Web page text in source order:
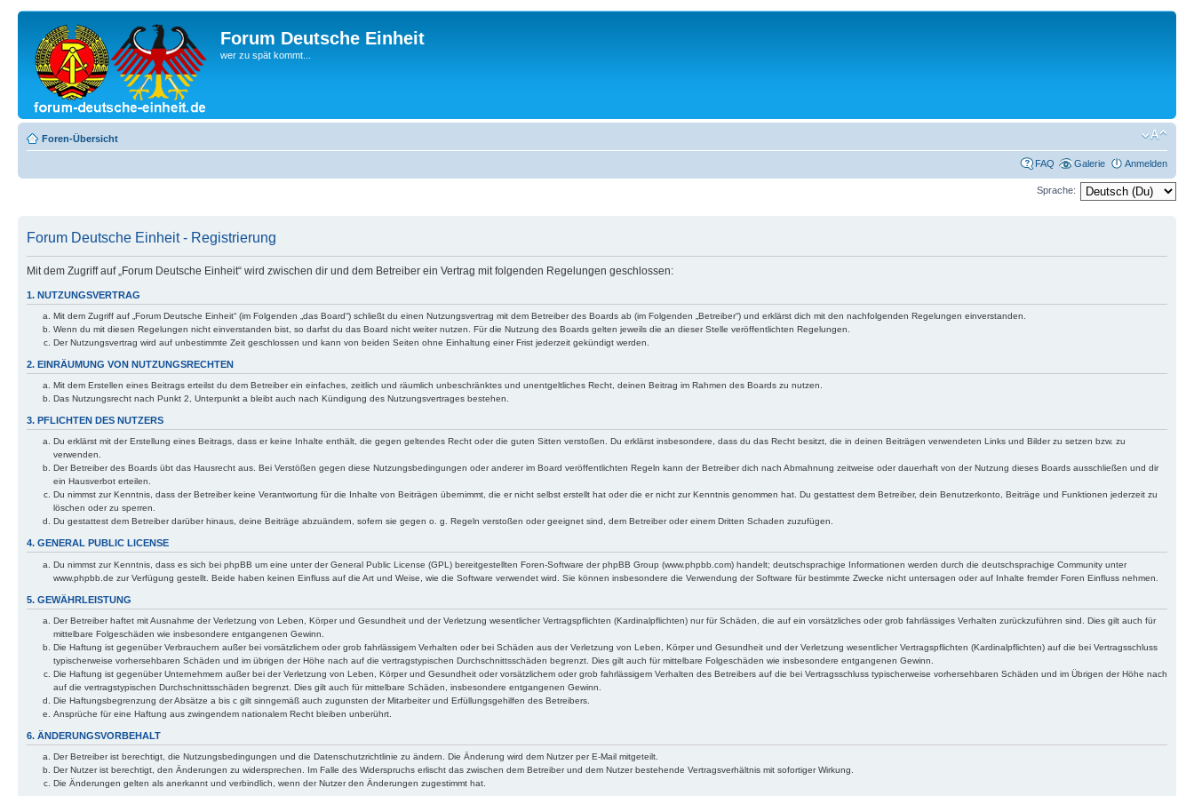
Forum Deutsche Einheit
wer zu spät kommt...
Foren-Übersicht
FAQ Galerie Anmelden
Sprache:
Forum Deutsche Einheit - Registrierung
Mit dem Zugriff auf „Forum Deutsche Einheit“ wird zwischen dir und dem Betreiber ein Vertrag mit folgenden Regelungen geschlossen:
1. NUTZUNGSVERTRAG
Mit dem Zugriff auf „Forum Deutsche Einheit“ (im Folgenden „das Board“) schließt du einen Nutzungsvertrag mit dem Betreiber des Boards ab (im Folgenden „Betreiber“) und erklärst dich mit den nachfolgenden Regelungen einverstanden.
Wenn du mit diesen Regelungen nicht einverstanden bist, so darfst du das Board nicht weiter nutzen. Für die Nutzung des Boards gelten jeweils die an dieser Stelle veröffentlichten Regelungen.
Der Nutzungsvertrag wird auf unbestimmte Zeit geschlossen und kann von beiden Seiten ohne Einhaltung einer Frist jederzeit gekündigt werden.
2. EINRÄUMUNG VON NUTZUNGSRECHTEN
Mit dem Erstellen eines Beitrags erteilst du dem Betreiber ein einfaches, zeitlich und räumlich unbeschränktes und unentgeltliches Recht, deinen Beitrag im Rahmen des Boards zu nutzen.
Das Nutzungsrecht nach Punkt 2, Unterpunkt a bleibt auch nach Kündigung des Nutzungsvertrages bestehen.
3. PFLICHTEN DES NUTZERS
Du erklärst mit der Erstellung eines Beitrags, dass er keine Inhalte enthält, die gegen geltendes Recht oder die guten Sitten verstoßen. Du erklärst insbesondere, dass du das Recht besitzt, die in deinen Beiträgen verwendeten Links und Bilder zu setzen bzw. zu
verwenden.
Der Betreiber des Boards übt das Hausrecht aus. Bei Verstößen gegen diese Nutzungsbedingungen oder anderer im Board veröffentlichten Regeln kann der Betreiber dich nach Abmahnung zeitweise oder dauerhaft von der Nutzung dieses Boards ausschließen und dir
ein Hausverbot erteilen.
Du nimmst zur Kenntnis, dass der Betreiber keine Verantwortung für die Inhalte von Beiträgen übernimmt, die er nicht selbst erstellt hat oder die er nicht zur Kenntnis genommen hat. Du gestattest dem Betreiber, dein Benutzerkonto, Beiträge und Funktionen jederzeit zu
löschen oder zu sperren.
Du gestattest dem Betreiber darüber hinaus, deine Beiträge abzuändern, sofern sie gegen o. g. Regeln verstoßen oder geeignet sind, dem Betreiber oder einem Dritten Schaden zuzufügen.
4. GENERAL PUBLIC LICENSE
Du nimmst zur Kenntnis, dass es sich bei phpBB um eine unter der General Public License (GPL) bereitgestellten Foren-Software der phpBB Group (www.phpbb.com) handelt; deutschsprachige Informationen werden durch die deutschsprachige Community unter
www.phpbb.de zur Verfügung gestellt. Beide haben keinen Einfluss auf die Art und Weise, wie die Software verwendet wird. Sie können insbesondere die Verwendung der Software für bestimmte Zwecke nicht untersagen oder auf Inhalte fremder Foren Einfluss nehmen.
5. GEWÄHRLEISTUNG
Der Betreiber haftet mit Ausnahme der Verletzung von Leben, Körper und Gesundheit und der Verletzung wesentlicher Vertragspflichten (Kardinalpflichten) nur für Schäden, die auf ein vorsätzliches oder grob fahrlässiges Verhalten zurückzuführen sind. Dies gilt auch für
mittelbare Folgeschäden wie insbesondere entgangenen Gewinn.
Die Haftung ist gegenüber Verbrauchern außer bei vorsätzlichem oder grob fahrlässigem Verhalten oder bei Schäden aus der Verletzung von Leben, Körper und Gesundheit und der Verletzung wesentlicher Vertragspflichten (Kardinalpflichten) auf die bei Vertragsschluss
typischerweise vorhersehbaren Schäden und im übrigen der Höhe nach auf die vertragstypischen Durchschnittsschäden begrenzt. Dies gilt auch für mittelbare Folgeschäden wie insbesondere entgangenen Gewinn.
Die Haftung ist gegenüber Unternehmern außer bei der Verletzung von Leben, Körper und Gesundheit oder vorsätzlichem oder grob fahrlässigem Verhalten des Betreibers auf die bei Vertragsschluss typischerweise vorhersehbaren Schäden und im Übrigen der Höhe nach
auf die vertragstypischen Durchschnittsschäden begrenzt. Dies gilt auch für mittelbare Schäden, insbesondere entgangenen Gewinn.
Die Haftungsbegrenzung der Absätze a bis c gilt sinngemäß auch zugunsten der Mitarbeiter und Erfüllungsgehilfen des Betreibers.
Ansprüche für eine Haftung aus zwingendem nationalem Recht bleiben unberührt.
6. ÄNDERUNGSVORBEHALT
Der Betreiber ist berechtigt, die Nutzungsbedingungen und die Datenschutzrichtlinie zu ändern. Die Änderung wird dem Nutzer per E-Mail mitgeteilt.
Der Nutzer ist berechtigt, den Änderungen zu widersprechen. Im Falle des Widerspruchs erlischt das zwischen dem Betreiber und dem Nutzer bestehende Vertragsverhältnis mit sofortiger Wirkung.
Die Änderungen gelten als anerkannt und verbindlich, wenn der Nutzer den Änderungen zugestimmt hat.